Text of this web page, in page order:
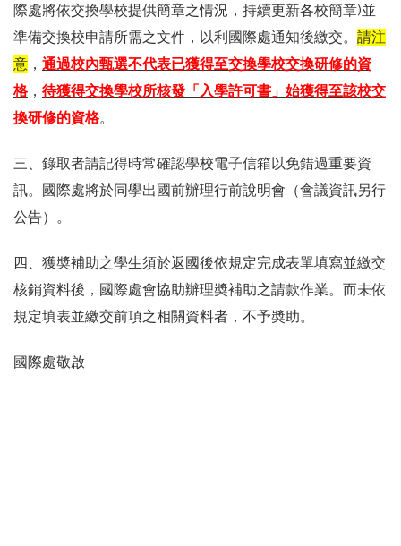
際處將依交換學校提供簡章之情況，持續更新各校簡章)並
準備交換校申請所需之文件，以利國際處通知後繳交。 請注
意 ， 通過校內甄選不代表已獲得至交換學校交換研修的資
格， 待獲得交換學校所核發「入學許可書」始獲得至該校交
換研修的資格。
三、錄取者請記得時常確認學校電子信箱以免錯過重要資
訊。國際處將於同學出國前辦理行前說明會（會議資訊另行
公告）。
四、獲奬補助之學生須於返國後依規定完成表單填寫並繳交
核銷資料後，國際處會協助辦理奬補助之請款作業。而未依
規定填表並繳交前項之相關資料者 ，不予奬助。
國際處敬啟